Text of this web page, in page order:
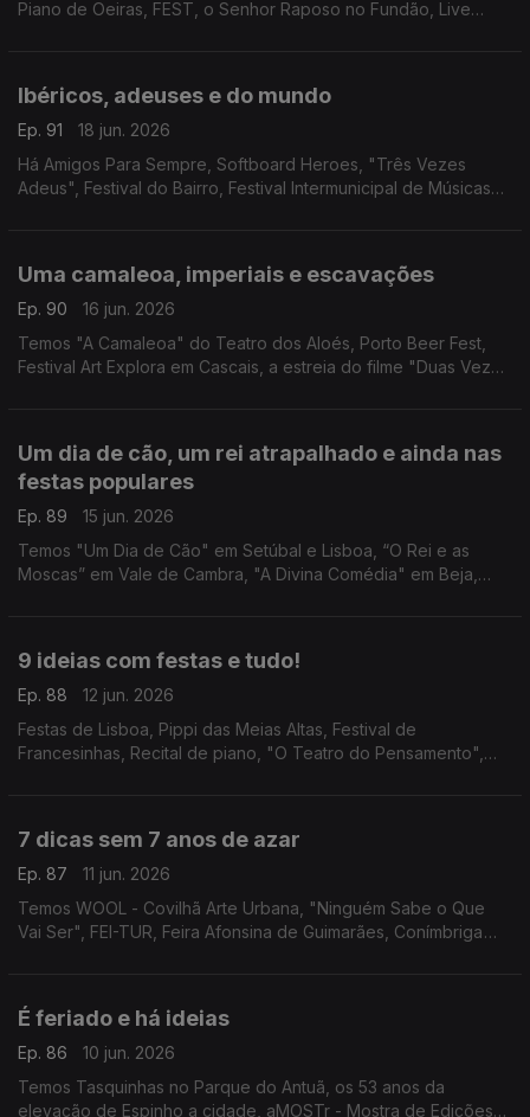
Piano de Oeiras, FEST, o Senhor Raposo no Fundão, Live
Ibéricos, adeuses e do mundo
Ep. 91
18 jun. 2026
Há Amigos Para Sempre, Softboard Heroes, "Três Vezes
Adeus", Festival do Bairro, Festival Intermunicipal de Músicas
Uma camaleoa, imperiais e escavações
Ep. 90
16 jun. 2026
Temos "A Camaleoa" do Teatro dos Aloés, Porto Beer Fest,
Festival Art Explora em Cascais, a estreia do filme "Duas Vezes
Um dia de cão, um rei atrapalhado e ainda nas
festas populares
Ep. 89
15 jun. 2026
Temos "Um Dia de Cão" em Setúbal e Lisboa, “O Rei e as
Moscas” em Vale de Cambra, "A Divina Comédia" em Beja,
9 ideias com festas e tudo!
Ep. 88
12 jun. 2026
Festas de Lisboa, Pippi das Meias Altas, Festival de
Francesinhas, Recital de piano, "O Teatro do Pensamento",
7 dicas sem 7 anos de azar
Ep. 87
11 jun. 2026
Temos WOOL - Covilhã Arte Urbana, "Ninguém Sabe o Que
Vai Ser", FEI-TUR, Feira Afonsina de Guimarães, Conímbriga
É feriado e há ideias
Ep. 86
10 jun. 2026
Temos Tasquinhas no Parque do Antuã, os 53 anos da
elevação de Espinho a cidade, aMOSTr - Mostra de Edições